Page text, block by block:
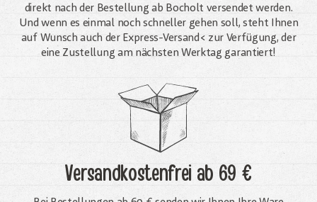
direkt nach der Bestellung ab Bocholt versendet werden.
Und wenn es einmal noch schneller gehen soll, steht Ihnen
auf Wunsch auch der Express-Versand< zur Verfügung, der
eine Zustellung am nächsten Werktag garantiert!
Versandkostenfreiab 69 €